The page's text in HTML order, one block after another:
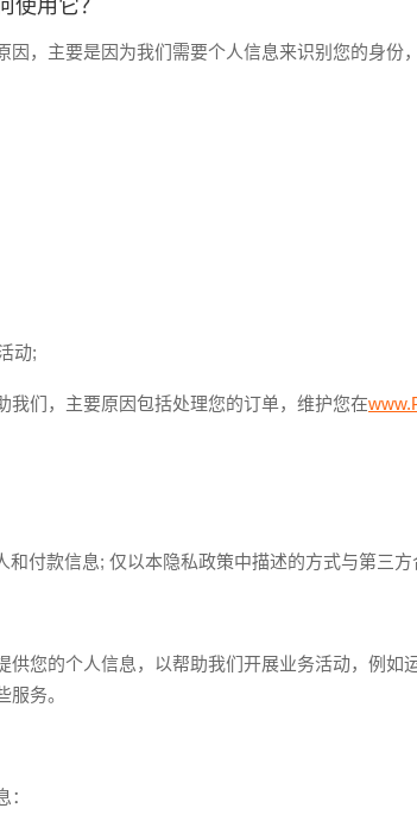
使用它？
，主要是因为我们需要个人信息来识别您的身份
动;
我们，主要原因包括处理您的订单，维护您在
和付款信息; 仅以本隐私政策中描述的方式与第三
供您的个人信息，以帮助我们开展业务活动，例
务。